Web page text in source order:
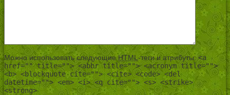
Можно использовать следующиеHTML-теги и атрибуты:<a
href="" title=""> <abbr title=""> <acronym title="">
<b> <blockquote cite=""> <cite> <code> <del
datetime=""> <em> <i> <q cite=""> <s> <strike>
<strong>